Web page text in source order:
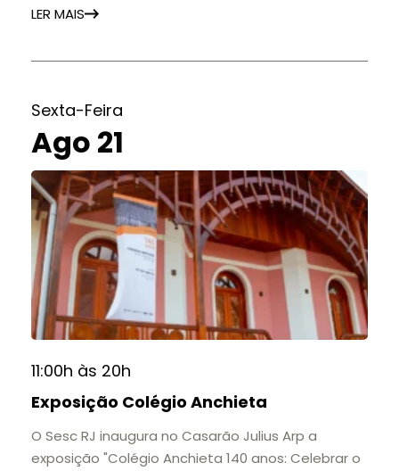
importantes instituições de ensino de Nova
A mostra convida o público a conhecer o legado
histórias e marcos que evidenciam sua
contribuição para a educação, a cultura e a
formação de gerações.
📍 Casarão Julius Arp
📅 Até 30 de setembro
🕚 Quinta a sábado, das 11h às 20h | Domingo, das
11h às 17h
🎟️ Entrada gratuita.
LER MAIS
Sexta-Feira
Ago 21
11:00h às 20h
Exposição Colégio Anchieta
O Sesc RJ inaugura no Casarão Julius Arp a
exposição "Colégio Anchieta 140 anos: Celebrar o